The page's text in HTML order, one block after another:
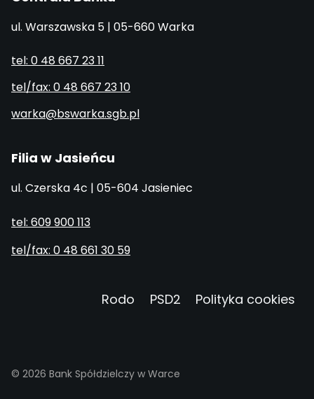
ul. Warszawska 5 | 05-660 Warka
tel: 0 48 667 23 11
tel/fax: 0 48 667 23 10
warka@bswarka.sgb.pl
Filia w Jasieńcu
ul. Czerska 4c | 05-604 Jasieniec
tel: 609 900 113
tel/fax: 0 48 661 30 59
Rodo PSD2 Polityka cookies
© 2026 Bank Spółdzielczy w Warce